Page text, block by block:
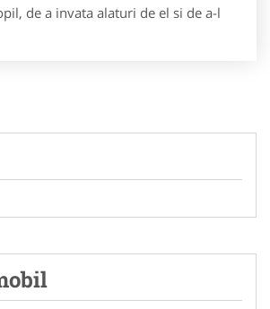
de a invata alaturi de el si de a-l